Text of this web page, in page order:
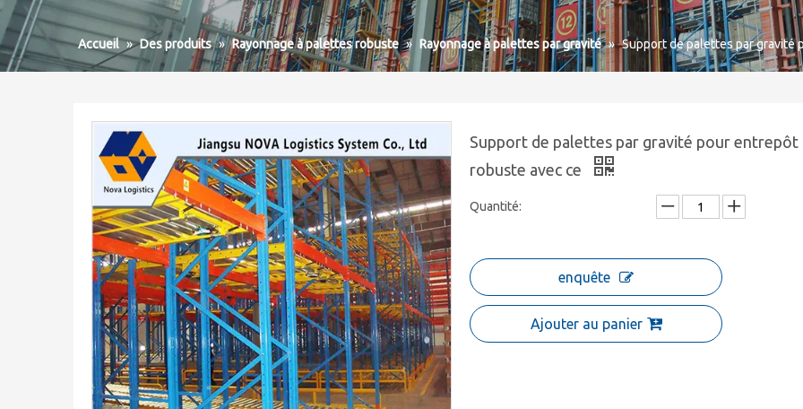
Accueil » Des produits » Rayonnage à palettes robuste » Rayonnage à palettes par gravité » Support de palettes par gravité
Support de palettes par gravité pour entrepôt
robuste avec ce
Quantité:
enquête
Ajouter au panier